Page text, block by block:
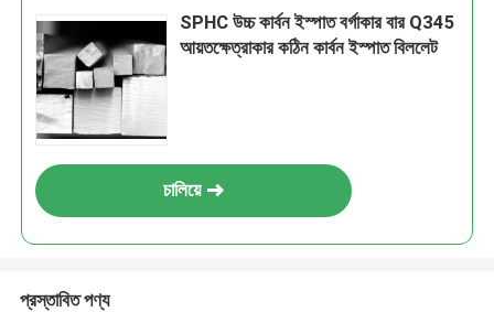
SPHC উচ্চ কার্বন ইস্পাত বর্গাকার বার Q345
আয়তক্ষেত্রাকার কঠিন কার্বন ইস্পাত বিললেট
চালিয়ে
প্রস্তাবিত পণ্য